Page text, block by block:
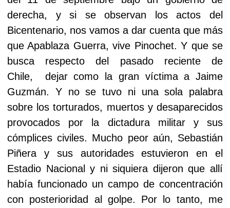
derecha, y si se observan los actos del
Bicentenario, nos vamos a dar cuenta que más
que Apablaza Guerra, vive Pinochet. Y que se
busca respecto del pasado reciente de
Chile,
dejar como la gran víctima a Jaime
Guzmán. Y no se tuvo ni una sola palabra
sobre los torturados, muertos y desaparecidos
provocados por la dictadura militar y sus
cómplices civiles. Mucho peor aún, Sebastián
Piñera y sus autoridades estuvieron en el
Estadio Nacional y ni siquiera dijeron que allí
había funcionado un campo de concentración
con posterioridad al golpe. Por lo tanto, me